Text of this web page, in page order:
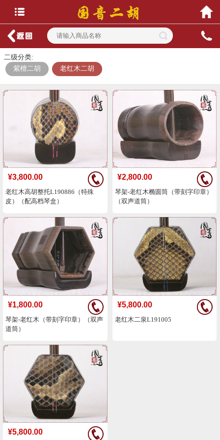
二级分类:
紫檀二胡
老红木二胡
老红木高胡整托L190886（特殊
皮）（配高档琴盒）
¥3,800.00
琴架-老红木椭圆筒（带刻字印章）
（双声道筒）
¥2,800.00
琴架-老红木（带刻字印章）（双声
道筒）
¥1,800.00
老红木二泉L191005
¥5,800.00
¥5,800.00